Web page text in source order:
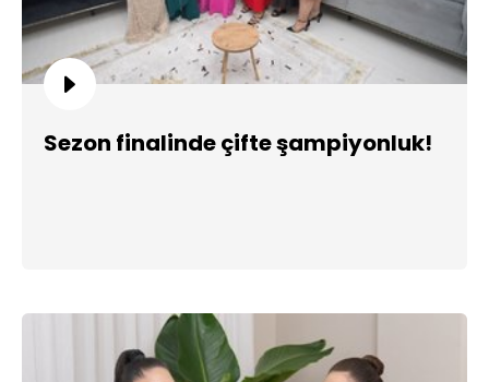
Sezon finalinde çifte şampiyonluk!